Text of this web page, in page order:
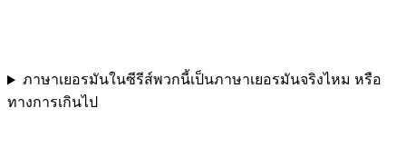
ภาษาเยอรมันในซีรีส์พวกนี้เป็นภาษาเยอรมันจริงไหม หรือ
ทางการเกินไป